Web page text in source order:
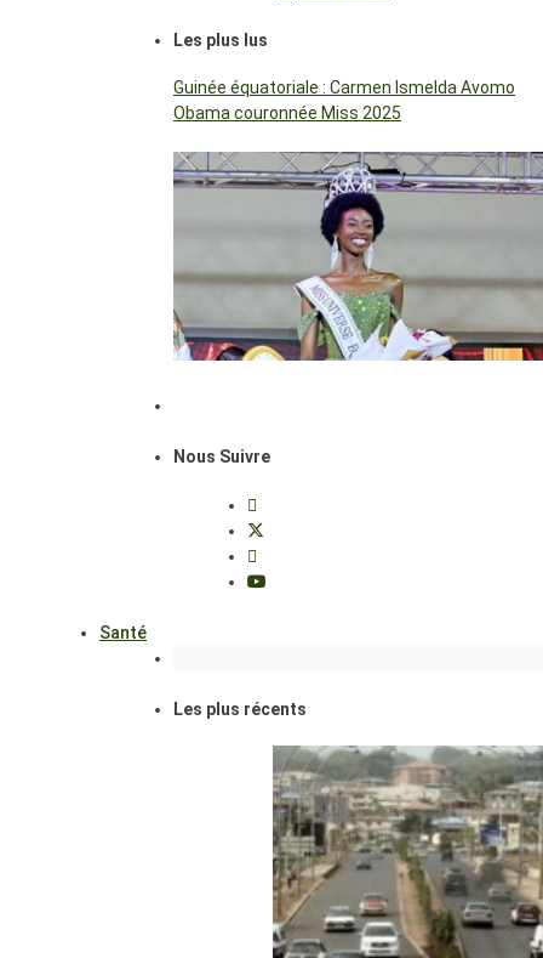
Les plus lus
Guinée équatoriale : Carmen Ismelda Avomo
Obama couronnée Miss 2025
Nous Suivre
Santé
Les plus récents